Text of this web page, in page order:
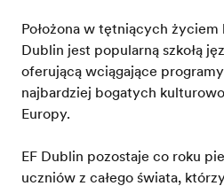
Położona w tętniących
Dublin jest popularną szkołą
oferującą wciągające
najbardziej bogatych
Europy.
EF Dublin pozostaje co roku
uczniów z całego świata,